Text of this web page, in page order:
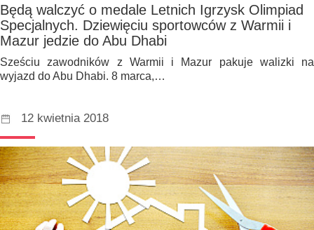
Będą walczyć o medale Letnich Igrzysk Olimpiad
Specjalnych. Dziewięciu sportowców z Warmii i
Mazur jedzie do Abu Dhabi
Sześciu zawodników z Warmii i Mazur pakuje walizki na
wyjazd do Abu Dhabi. 8 marca,…
12 kwietnia 2018